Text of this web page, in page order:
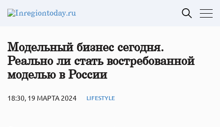
Модельный бизнес сегодня.
Реально ли стать востребованной
моделью в России
18:30, 19 МАРТА 2024 LIFESTYLE